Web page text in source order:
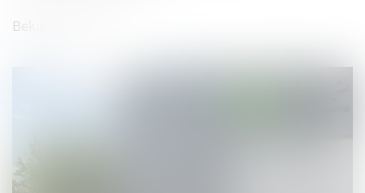
Bekijk vacature